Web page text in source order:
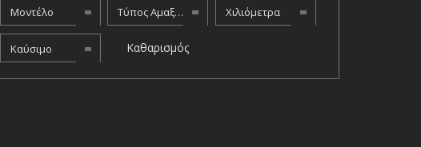
Μοντέλο Τύπος Αμαξώματος Χιλιόμετρα
Καύσιμο Καθαρισμός